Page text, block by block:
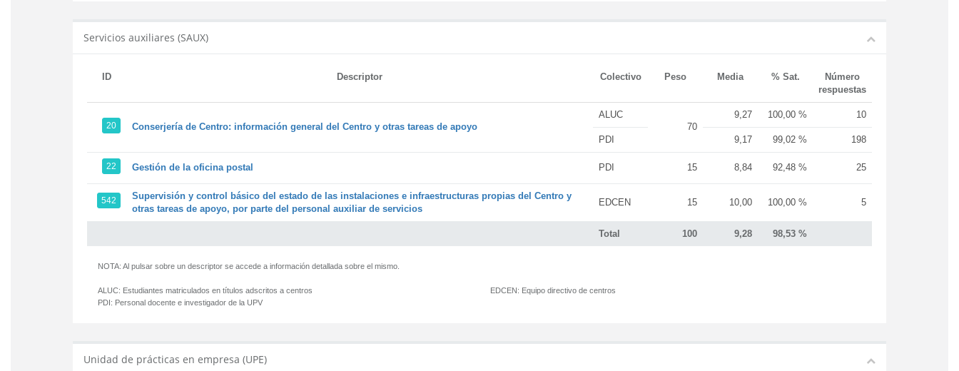
Servicios auxiliares (SAUX)
ID Descriptor Colectivo Peso Media % Sat.
Número
respuestas
Total 100 9,28 98,53 %
20 Conserjería de Centro: información general del Centro y otras tareas de apoyo
ALUC
70
9,27 100,00 % 10
PDI 9,17 99,02 % 198
22 Gestión de la oficina postal PDI 15 8,84 92,48 % 25
542
Supervisión y control básico del estado de las instalaciones e infraestructuras propias del Centro y
otras tareas de apoyo, por parte del personal auxiliar de servicios
EDCEN 15 10,00 100,00 % 5
NOTA: Al pulsar sobre un descriptor se accede a información detallada sobre el mismo.
ALUC: Estudiantes matriculados en títulos adscritos a centros
PDI: Personal docente e investigador de la UPV
EDCEN: Equipo directivo de centros
Unidad de prácticas en empresa (UPE)